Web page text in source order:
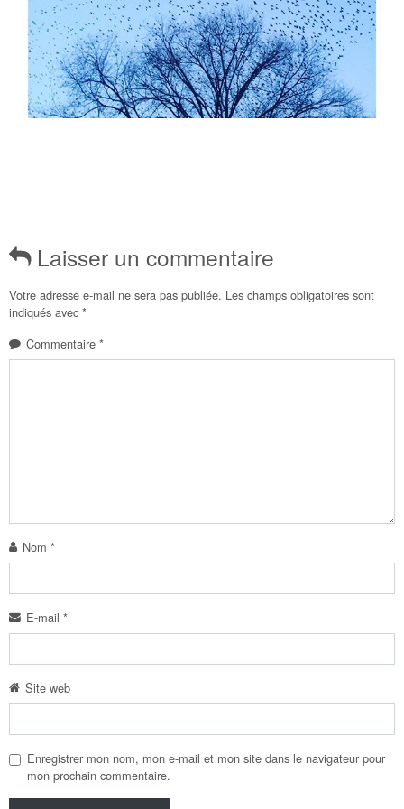
Laisser un commentaire
Votre adresse e-mail ne sera pas publiée. Les champs obligatoires sont
indiqués avec *
Commentaire *
Nom *
E-mail *
Site web
Enregistrer mon nom, mon e-mail et mon site dans le navigateur pour
mon prochain commentaire.